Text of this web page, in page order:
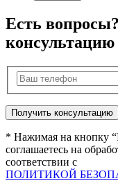
Есть
* Нажимая на кнопку
соглашаетесь на
соответствии с
ПОЛИТИКОЙ